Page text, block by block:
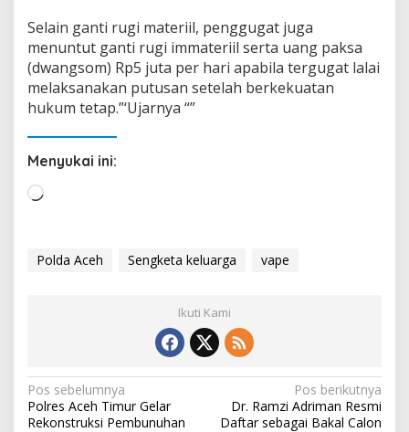
Selain ganti rugi materiil, penggugat juga
menuntut ganti rugi immateriil serta uang paksa
(dwangsom) Rp5 juta per hari apabila tergugat lalai
melaksanakan putusan setelah berkekuatan
hukum tetap.”‘Ujarnya “”
Menyukai ini:
u
Polda Aceh Sengketa keluarga vape
Ikuti Kami
N
a
Pos sebelumnya
Polres Aceh Timur Gelar
Rekonstruksi Pembunuhan
Pos berikutnya
Dr. Ramzi Adriman Resmi
Daftar sebagai Bakal Calon